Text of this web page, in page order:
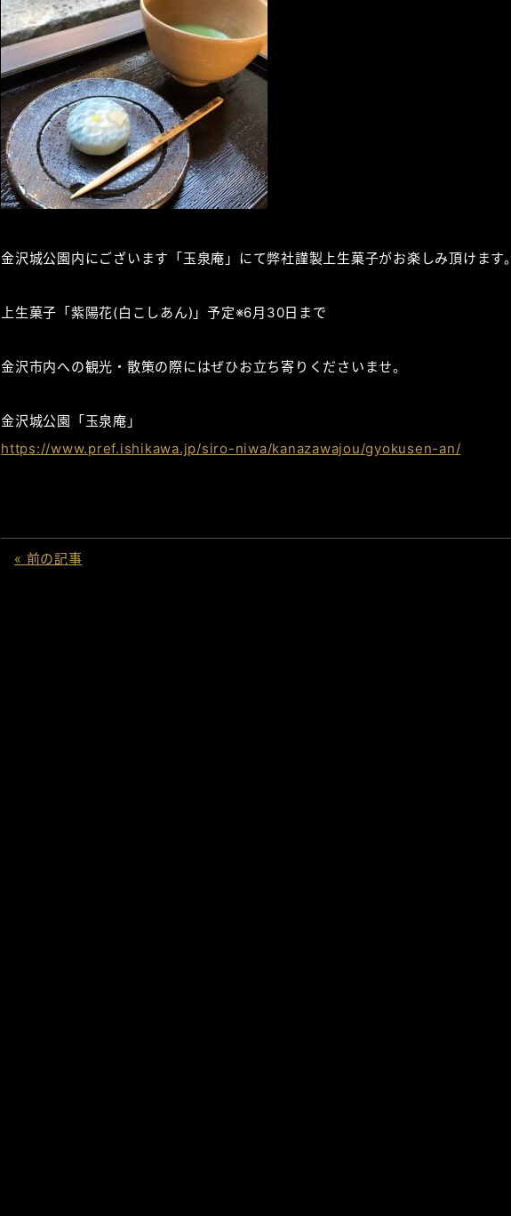
金沢城公園内にございます「玉泉庵」にて弊社謹製上生菓子がお楽しみ頂けます。
上生菓子「紫陽花(白こしあん)」予定※6月30日まで
金沢市内への観光・散策の際にはぜひお立ち寄りくださいませ。
金沢城公園「玉泉庵」
https://www.pref.ishikawa.jp/siro-niwa/kanazawajou/gyokusen-an/
« 前の記事